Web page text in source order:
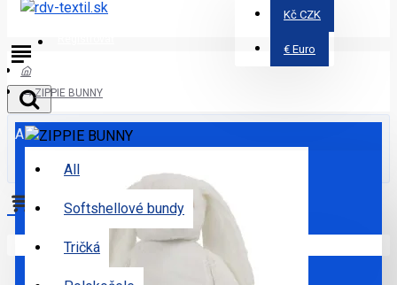
Kč CZK
€ Euro
All
All
Softshellové bundy
Tričká
Váš nákupný košík je prázdny!
ZIPPIE BUNNY